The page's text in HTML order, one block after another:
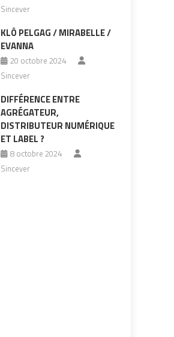
Sincever
KLÔ PELGAG / MIRABELLE /
EVANNA
20 octobre 2024
Sincever
DIFFÉRENCE ENTRE
AGRÉGATEUR,
DISTRIBUTEUR NUMÉRIQUE
ET LABEL ?
8 octobre 2024
Sincever